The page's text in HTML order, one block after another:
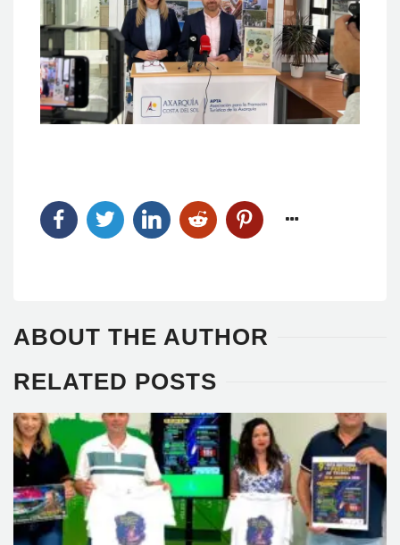
ABOUT THE AUTHOR
RELATED POSTS